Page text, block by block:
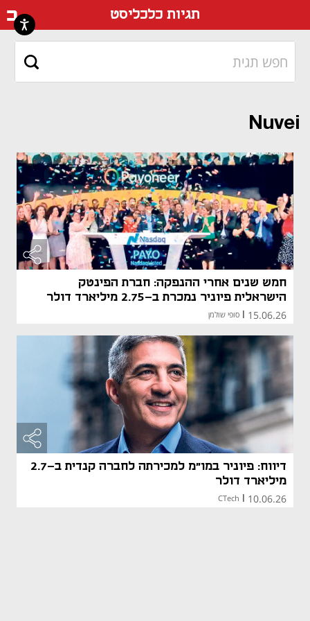
תגיות כלכליסט
Nuvei
חמש שנים אחרי ההנפקה: חברת הפינטק
הישראלית פיוניר נמכרת ב-2.75 מיליארד דולר
15.06.26 סופי שולמן
דיווח: פיוניר במו"מ למכירתה לחברה קנדית ב-2.7
מיליארד דולר
10.06.26
CTech